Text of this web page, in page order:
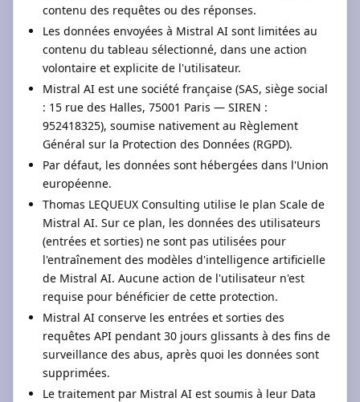
contenu des requêtes ou des réponses.
Les données envoyées à Mistral AI sont limitées au
contenu du tableau sélectionné, dans une action
volontaire et explicite de l'utilisateur.
Mistral AI est une société française (SAS, siège social
: 15 rue des Halles, 75001 Paris — SIREN :
952418325), soumise nativement au Règlement
Général sur la Protection des Données (RGPD).
Par défaut, les données sont hébergées dans l'Union
européenne.
Thomas LEQUEUX Consulting utilise le plan Scale de
Mistral AI. Sur ce plan, les données des utilisateurs
(entrées et sorties) ne sont pas utilisées pour
l'entraînement des modèles d'intelligence artificielle
de Mistral AI. Aucune action de l'utilisateur n'est
requise pour bénéficier de cette protection.
Mistral AI conserve les entrées et sorties des
requêtes API pendant 30 jours glissants à des fins de
surveillance des abus, après quoi les données sont
supprimées.
Le traitement par Mistral AI est soumis à leur Data